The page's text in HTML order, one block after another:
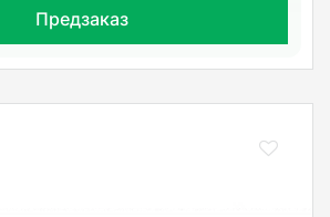
Предзаказ